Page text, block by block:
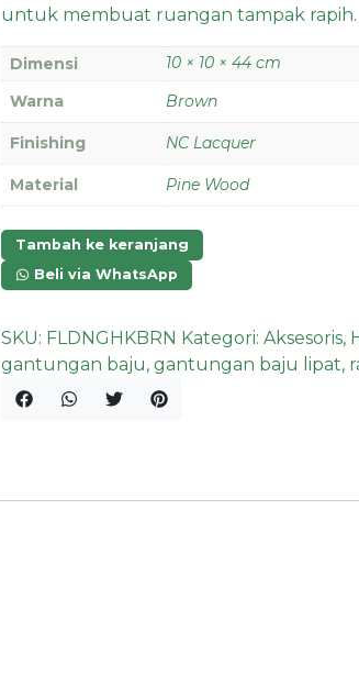
untuk membuat ruangan tampak rapih.
Dimensi
10 × 10 × 44 cm
Warna
Brown
Finishing NC Lacquer
Material Pine Wood
Tambah ke keranjang
Beli via WhatsApp
SKU: FLDNGHKBRN Kategori:Aksesoris,
gantungan baju,gantungan baju lipat,